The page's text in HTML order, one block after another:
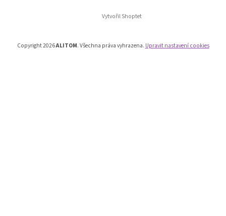
Vytvořil Shoptet
Copyright 2026ALITOM. Všechna práva vyhrazena. Upravit nastavení cookies